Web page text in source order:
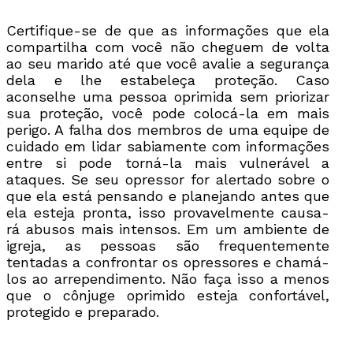
Certifique-se de que as informações que ela
compartilha com você não cheguem de volta
ao seu marido até que você avalie a segurança
dela e lhe estabeleça proteção. Caso
aconselhe uma pessoa oprimida sem priorizar
sua proteção, você pode colocá-la em mais
perigo. A falha dos membros de uma equipe de
cuidado em lidar sabiamente com informações
entre si pode torná-la mais vulnerável a
ataques. Se seu opressor for alertado sobre o
que ela está pensando e planejando antes que
ela esteja pronta, isso provavelmente causa-
rá abusos mais intensos. Em um ambiente de
igreja, as pessoas são frequentemente
tentadas a confrontar os opressores e chamá-
los ao arrependimento. Não faça isso a menos
que o cônjuge oprimido esteja confortável,
protegido e preparado.